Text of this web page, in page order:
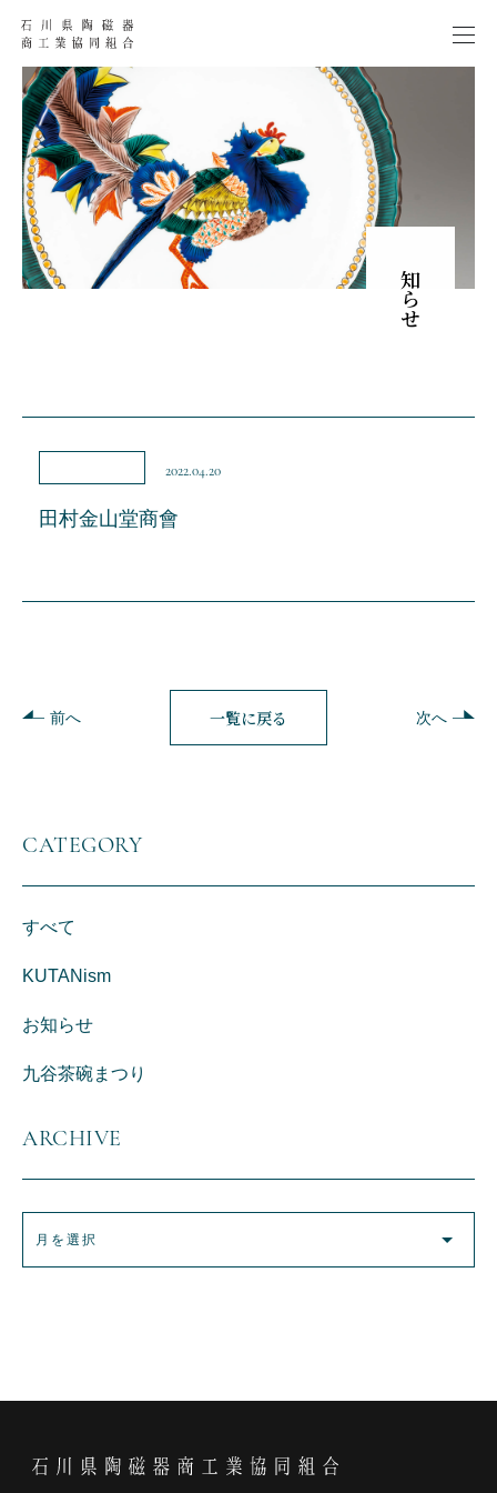
お知らせ
CATEGORY
すべて
KUTANism
お知らせ
九谷茶碗まつり
ARCHIVE
2022.04.20
田村金山堂商會
前へ 一覧に戻る 次へ